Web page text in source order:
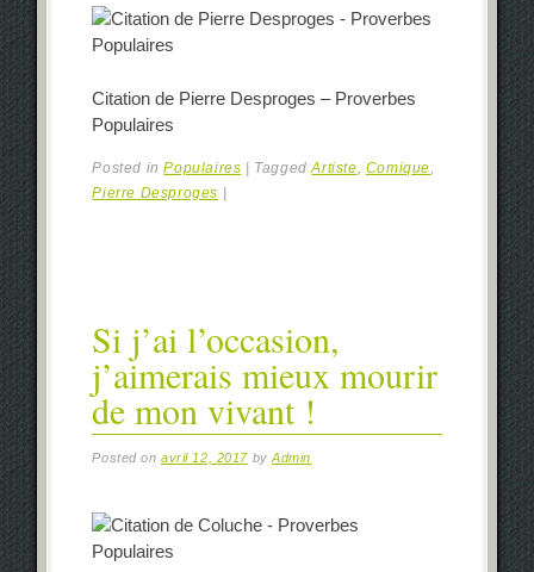
Citation de Pierre Desproges – Proverbes
Populaires
Posted inPopulaires | TaggedArtiste Comique
Pierre Desproges |
Si j’ai l’occasion,
j’aimerais mieux mourir
de mon vivant !
Posted onavril 12, 2017 byAdmin